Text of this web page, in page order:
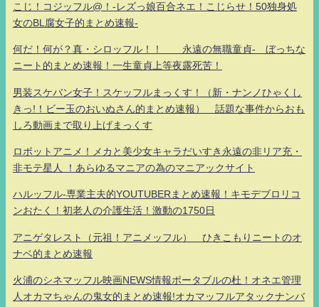
こじ！コジッフル@！-レズっ娘百合ネエ！こじらせ！50独身処
女のBL腐女子的まとめ速報-
何だ！何が？真・シロッフル！！ 永遠の無職童貞- ぼっちな
ニート的まとめ速報！一生童貞上等夜露死苦！
男装スケバン女子！スケッフルまっくす！（新・ナンノひゃくし
きっ!！ビー玉のおいぬさん的まとめ速報） 話題な事件からおも
しろ動画まで取り上げまっくす
ロボットアニメ！メカと美少女キャラだいすき永遠の非リア充・
非モテ星人 ！あらゆるマニアの為のマニアックサイト
ハルッフル-専業主夫的YOUTUBERまとめ速報！キモデブロリコ
ンおたく！初老人の介護生活！激動の1750日
アニゲタレスト（元祖！アニメッフル） ひきこもりニートのオ
ナベ的まとめ速報
火浦のシネマッフル映画NEWS情報ポータブルの杜！オネエ管理
人オカマちゃんの鬼女的まとめ速報!オカマッフルアタックナンバ